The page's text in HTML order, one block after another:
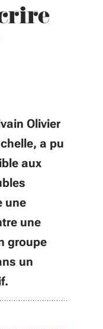
Olivier
a pu
aux
une
une
groupe
un